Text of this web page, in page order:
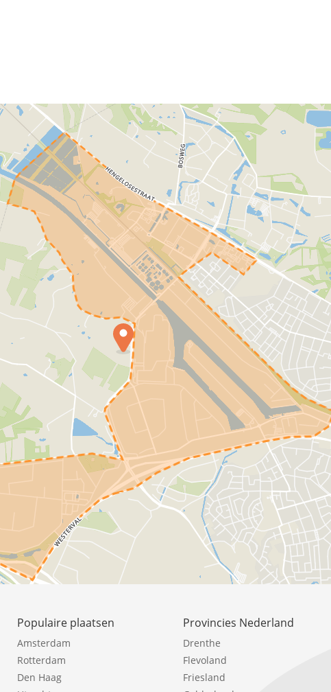
Populaire plaatsen
Amsterdam
Rotterdam
Den Haag
Provincies Nederland
Drenthe
Flevoland
Friesland